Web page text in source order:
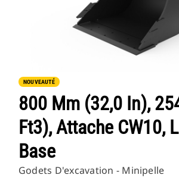
NOUVEAUTÉ
800 Mm (32,0 In),
Ft3), Attache CW10,
Base
Godets D'excavation - Minipelle